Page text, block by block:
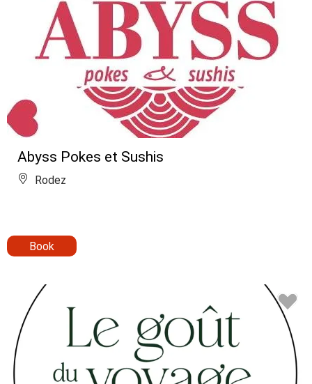
Abyss Pokes et Sushis
Rodez
Book